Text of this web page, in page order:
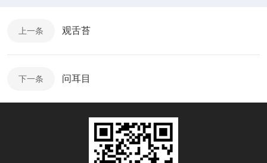
上一条 观舌苔
下一条 问耳目